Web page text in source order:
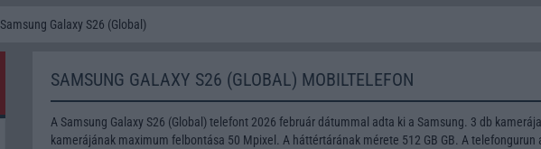
Samsung Galaxy S26 (Global)
SAMSUNG GALAXY S26 (GLOBAL) MOBILTELEFON
A Samsung Galaxy S26 (Global) telefont 2026 február dátummal adta ki a Samsung. 3 db
kamerájának maximum felbontása 50 Mpixel. A háttértárának mérete 512 GB GB. A telefongurun